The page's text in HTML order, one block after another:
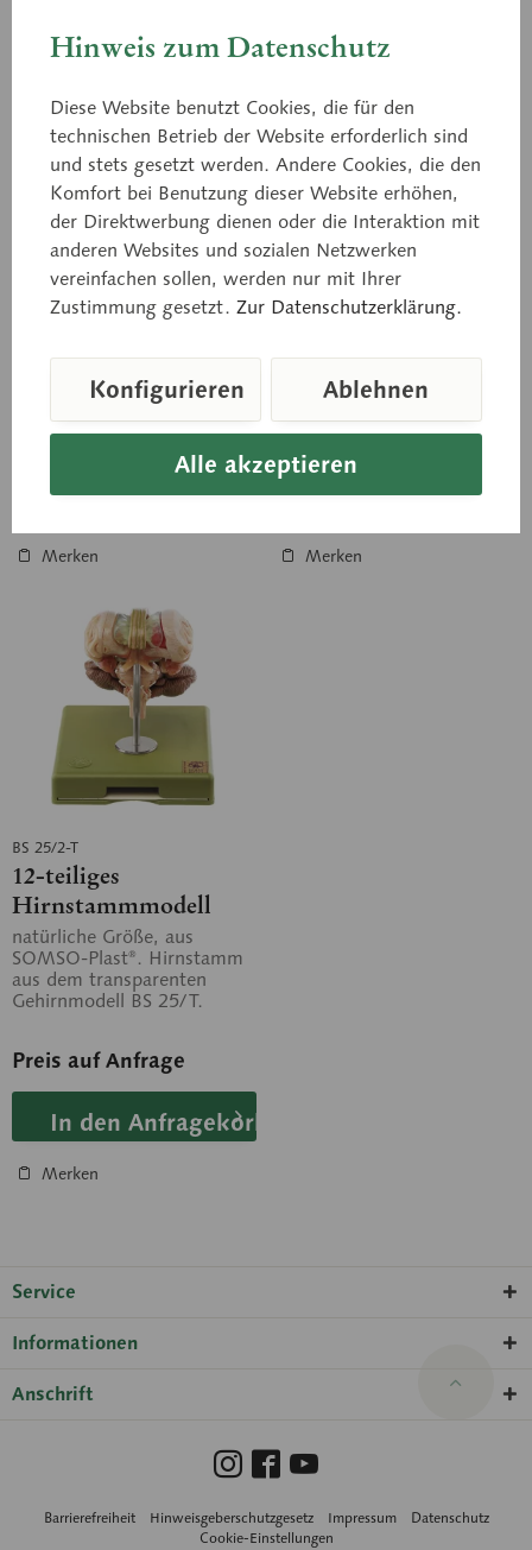
BS 25/2
8-teiliges
Hirnstammmodell
natürliche Größe, aus
Dr. Dr. med. h.c. J. W.
Rohen, Anatomisches
Institut der Universität
Erlangen. Insgesamt...
Preis auf Anfrage
In den Anfragekorb
Merken
BS 25/T
Transparentes
Gehirnmodell
natürliche Größe, aus
Dr. Dr. med. h.c. J. W.
Rohen, Anatomisches
Institut der Universität
Erlangen. Insgesamt...
Preis auf Anfrage
In den Anfragekorb
Merken
BS 25/2-T
12-teiliges
Hirnstammmodell
natürliche Größe, aus
SOMSO-Plast®. Hirnstamm
aus dem transparenten
Gehirnmodell BS 25/T.
Preis auf Anfrage
In den Anfragekorb
Merken
Service
Informationen
Anschrift
Barrierefreiheit Hinweisgeberschutzgesetz Impressum
Datenschutz
Cookie-Einstellungen
Hinweis zum Datenschutz
Diese Website benutzt Cookies, die für den
technischen Betrieb der Website erforderlich sind
und stets gesetzt werden. Andere Cookies, die den
Komfort bei Benutzung dieser Website erhöhen,
der Direktwerbung dienen oder die Interaktion mit
anderen Websites und sozialen Netzwerken
vereinfachen sollen, werden nur mit Ihrer
Zustimmung gesetzt. Zur Datenschutzerklärung.
Alle akzeptieren
Konfigurieren Ablehnen